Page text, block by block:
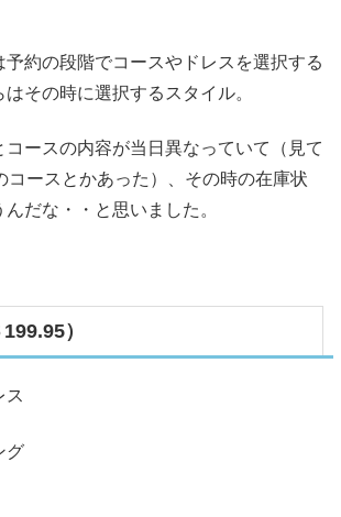
予約の段階でコースやドレスを選択する
その時に選択するスタイル。
ースの内容が当日異なっていて（見て
コースとかあった）、その時の在庫状
だな・・と思いました。
）
ス
グ